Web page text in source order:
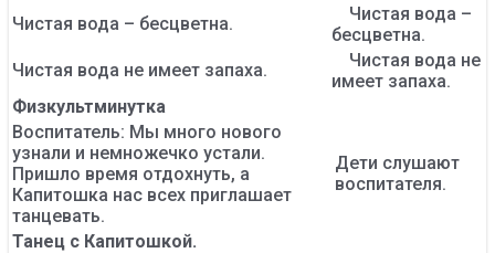
Чистая вода – бесцветна.
Чистая вода –
бесцветна.
Чистая вода не имеет запаха.
Чистая вода не
имеет запаха.
Физкультминутка
Воспитатель: Мы много нового
узнали и немножечко устали.
Пришло время отдохнуть, а
Капитошка нас всех приглашает
танцевать.
Дети слушают
воспитателя.
Танец с Капитошкой.